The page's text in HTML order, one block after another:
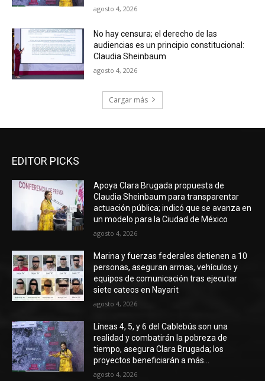
agosto 4, 2026
No hay censura; el derecho de las
audiencias es un principio constitucional:
Claudia Sheinbaum
agosto 4, 2026
Cargar más
EDITOR PICKS
Apoya Clara Brugada propuesta de
Claudia Sheinbaum para transparentar
actuación pública; indicó que se avanza en
un modelo para la Ciudad de México
agosto 4, 2026
Marina y fuerzas federales detienen a 10
personas, aseguran armas, vehículos y
equipos de comunicación tras ejecutar
siete cateos en Nayarit
agosto 4, 2026
Líneas 4, 5, y 6 del Cablebús son una
realidad y combatirán la pobreza de
tiempo, asegura Clara Brugada; los
proyectos beneficiarán a más...
agosto 4, 2026